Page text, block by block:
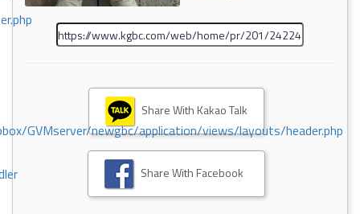
GVMserver/newgbc/application/views/layouts/header.php
Share With Kakao Talk
Share With Facebook